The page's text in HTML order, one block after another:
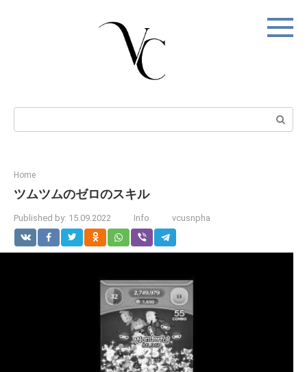
Search:
Home
ツムツムのゼロのスキル
Published by: 15.09.2022 Info vcusnpha